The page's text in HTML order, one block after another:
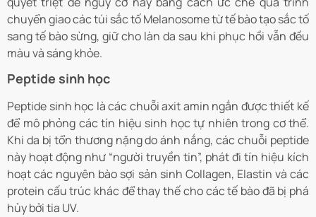
chuyển giao các túi sắc tố Melanosome từ tế bào tạo sắc tố
sang tế bào sừng, giữ cho làn da sau khi phục hồi vẫn đều
màu và sáng khỏe.
Peptide sinh học
Peptide sinh học là các chuỗi axit amin ngắn được thiết kế
để mô phỏng các tín hiệu sinh học tự nhiên trong cơ thể.
Khi da bị tổn thương nặng do ánh nắng, các chuỗi peptide
này hoạt động như “người truyền tin”, phát đi tín hiệu kích
hoạt các nguyên bào sợi sản sinh Collagen, Elastin và các
protein cấu trúc khác để thay thế cho các tế bào đã bị phá
hủy bởi tia UV.